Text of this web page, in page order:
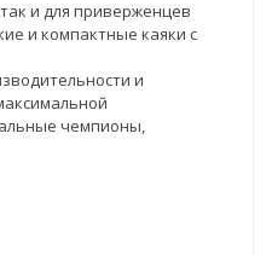
и для приверженцев
и компактные каяки с
и
чемпионы,